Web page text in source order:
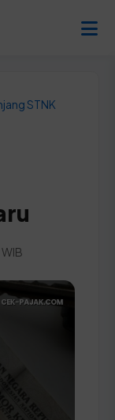
STNK